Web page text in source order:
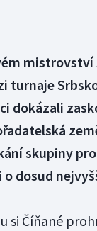
turnaje
dokázali
skupiny
o dosud
si Číňané